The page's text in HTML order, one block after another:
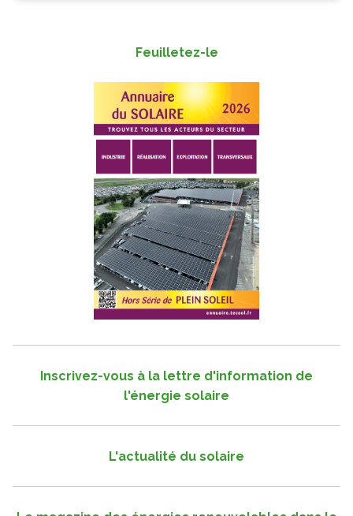
Feuilletez-le
Inscrivez-vous à la lettre d'information de
l'énergie solaire
L'actualité du solaire